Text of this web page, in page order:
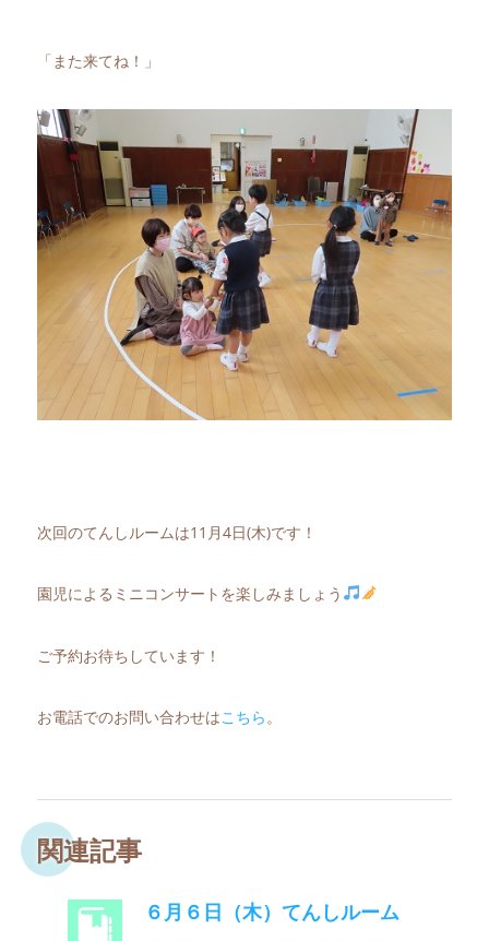
「また来てね！」
次回のてんしルームは11月4日(木)です！
園児によるミニコンサートを楽しみましょう
ご予約お待ちしています！
お電話でのお問い合わせはこちら。
関連記事
６月６日（木）てんしルーム